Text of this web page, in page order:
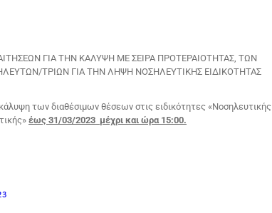
ΓΙΑ ΤΗΝ ΚΑΛΥΨΗ ΜΕ ΣΕΙΡΑ ΠΡΟΤΕΡΑΙΟΤΗΤΑΣ, ΤΩΝ
ΤΡΙΩΝ ΓΙΑ ΤΗΝ ΛΗΨΗ ΝΟΣΗΛΕΥΤΙΚΗΣ ΕΙΔΙΚΟΤΗΤΑΣ
των διαθέσιμων θέσεων στις ειδικότητες «Νοσηλευτικής
έως 31/03/2023 μέχρι και ώρα 15:00.